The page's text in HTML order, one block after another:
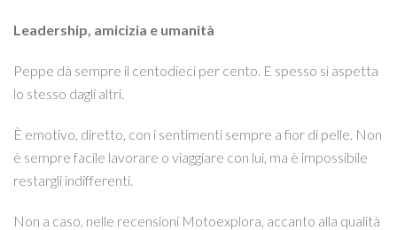
Leadership, amicizia e umanità
Peppe dà sempre il centodieci per cento. E spesso si aspetta
lo stesso dagli altri.
È emotivo, diretto, con i sentimenti sempre a fior di pelle. Non
è sempre facile lavorare o viaggiare con lui, ma è impossibile
restargli indifferenti.
Non a caso, nelle recensioni Motoexplora, accanto alla qualità